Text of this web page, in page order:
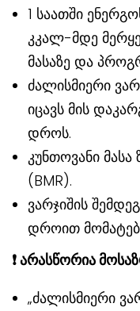
1 საათში
კკალ-მდე
მასაზე და
ძალისმიერი
იცავს მის
დროს.
კუნთოვანი
(BMR).
ვარჯიშის
დროით
❗ არასწორია
„ძალისმიერი